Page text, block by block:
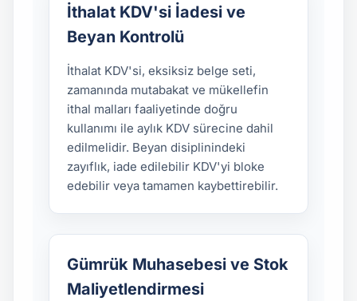
İthalat KDV'si İadesi ve
Beyan Kontrolü
İthalat KDV'si, eksiksiz belge seti,
zamanında mutabakat ve mükellefin
ithal malları faaliyetinde doğru
kullanımı ile aylık KDV sürecine dahil
edilmelidir. Beyan disiplinindeki
zayıflık, iade edilebilir KDV'yi bloke
edebilir veya tamamen kaybettirebilir.
Gümrük Muhasebesi ve Stok
Maliyetlendirmesi